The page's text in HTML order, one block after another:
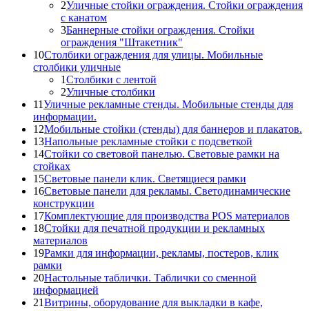
2Уличные стойки ограждения. Стойки ограждения
с канатом
3Баннерные стойки ограждения. Стойки
ограждения "Штакетник"
10Столбики ограждения для улицы. Мобильные
столбики уличные
1Столбики с лентой
2Уличные столбики
11Уличные рекламные стенды. Мобильные стенды для
информации.
12Мобильные стойки (стенды) для баннеров и плакатов.
13Напольные рекламные стойки с подсветкой
14Стойки со световой панелью. Световые рамки на
стойках
15Световые панели клик. Светящиеся рамки
16Световые панели для рекламы. Светодинамические
конструкции
17Комплектующие для производства POS материалов
18Стойки для печатной продукции и рекламных
материалов
19Рамки для информации, рекламы, постеров, клик
рамки
20Настольные таблички. Таблички со сменной
информацией
21Витрины, оборудование для выкладки в кафе,